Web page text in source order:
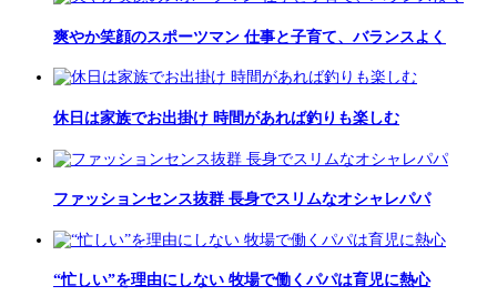
爽やか笑顔のスポーツマン 仕事と子育て、バランスよく
休日は家族でお出掛け 時間があれば釣りも楽しむ
ファッションセンス抜群 長身でスリムなオシャレパパ
“忙しい”を理由にしない 牧場で働くパパは育児に熱心